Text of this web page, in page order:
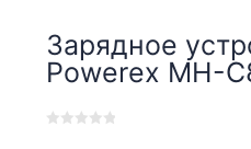
Зарядное
Powerex MH-